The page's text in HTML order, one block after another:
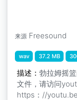
来源 Freesound
wav 37.2 MB
描述： 勃拉姆摇
文件，请访问
https：//